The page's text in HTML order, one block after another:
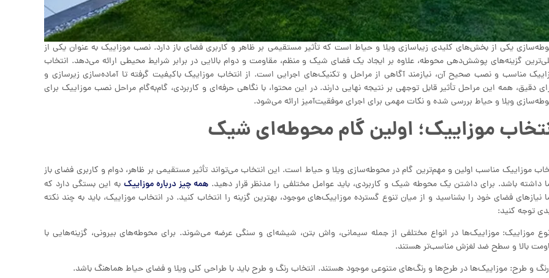
یکی از بخش‌های کلیدی زیباسازی ویلا و حیاط است که تأثیر مستقیمی بر ظاهر و کاربری فضای باز دارد. نصب موزاییک به عنوان یکی از
گزینه‌های پوشش‌دهی محوطه، علاوه بر ایجاد یک فضای شیک و منظم، مقاومت و دوام بالایی در برابر شرایط محیطی ارائه می‌دهد. انتخاب
مناسب و نصب صحیح آن، نیازمند آگاهی از مراحل و تکنیک‌های اجرایی است. از انتخاب موزاییک باکیفیت گرفته تا آماده‌سازی زیرسازی و
دقیق، همه این مراحل تأثیر قابل توجهی بر نتیجه نهایی دارند. در این محتوا، با نگاهی حرفه‌ای و کاربردی، گام‌به‌گام مراحل نصب موزاییک برای
ویلا و حیاط بررسی شده و نکات مهمی برای اجرای موفقیت‌آمیز ارائه می‌شود.
موزاییک؛ اولین گام محوطه‌ای شیک
موزاییک مناسب اولین و مهم‌ترین گام در محوطه‌سازی ویلا و حیاط است. این انتخاب می‌تواند تأثیر مستقیمی بر ظاهر، دوام و کاربری فضای باز
داشته باشد. برای داشتن یک محوطه شیک و کاربردی، باید عوامل مختلفی را مدنظر قرار دهید. همه چیز درباره موزاییکبه این بستگی دارد که
نیازهای فضای خود را بشناسید و از میان تنوع گسترده موزاییک‌های موجود، بهترین گزینه را انتخاب کنید. در انتخاب موزاییک، باید به چند نکته
توجه کنید:
موزاییک: موزاییک‌ها در انواع مختلفی از جمله سیمانی، واش بتن، شیشه‌ای و سنگی عرضه می‌شوند. برای محوطه‌های بیرونی، گزینه‌هایی با
بالا و سطح ضد لغزش مناسب‌تر هستند.